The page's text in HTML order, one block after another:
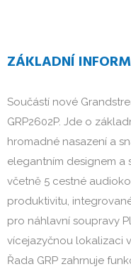
ZÁKLADNÍ
Součástí nové
GRP2602P. Jde o
hromadné nasazení a
elegantním designem a
včetně 5 cestné
produktivitu,
pro náhlavní soupravy
vícejazyčnou lokalizaci
Řada GRP zahrnuje